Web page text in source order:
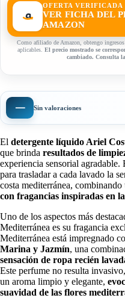
OFERTA VERIFICADA
VER FICHA DEL
AMAZON
Como afiliado de Amazon, obtengo
aplicables. El precio mostrado se
cambiado. Consulta
— Sin valoraciones
El detergente líquido Ariel
que brinda resultados de
experiencia sensorial agradable.
para trasladar a cada lavado la
costa mediterránea, combinando
con fragancias inspiradas en
Uno de los aspectos más
Mediterránea es su fragancia
Mediterránea está impregnado
Marina y Jazmín, una
sensación de ropa recién
Este perfume no resulta
un aroma limpio y elegante,
suavidad de las flores